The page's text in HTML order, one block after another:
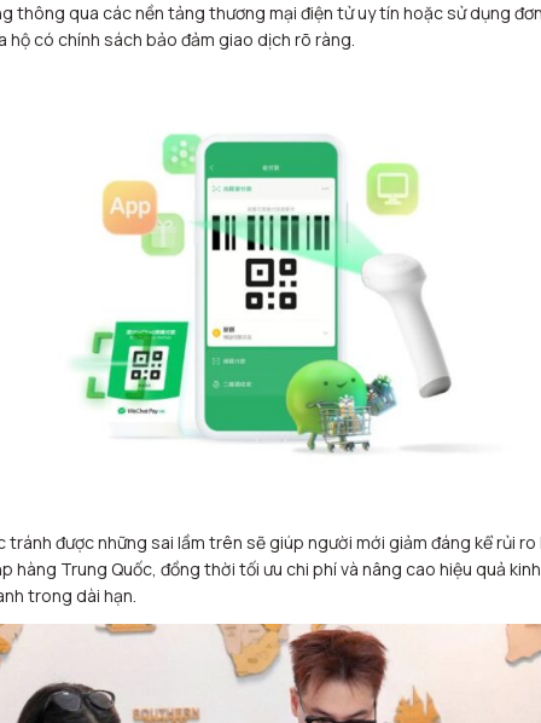
thông qua các nền tảng thương mại điện tử uy tín hoặc sử dụng
hộ có chính sách bảo đảm giao dịch rõ ràng.
tránh được những sai lầm trên sẽ giúp người mới giảm đáng kể rủi ro
hàng Trung Quốc, đồng thời tối ưu chi phí và nâng cao hiệu quả kinh
trong dài hạn.